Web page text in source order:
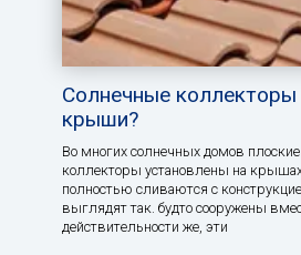
Солнечные
крыши?
Во многих солнечных домов
коллекторы установлены на
полностью сливаются с
выглядят так. будто сооружены
действительности же, эти